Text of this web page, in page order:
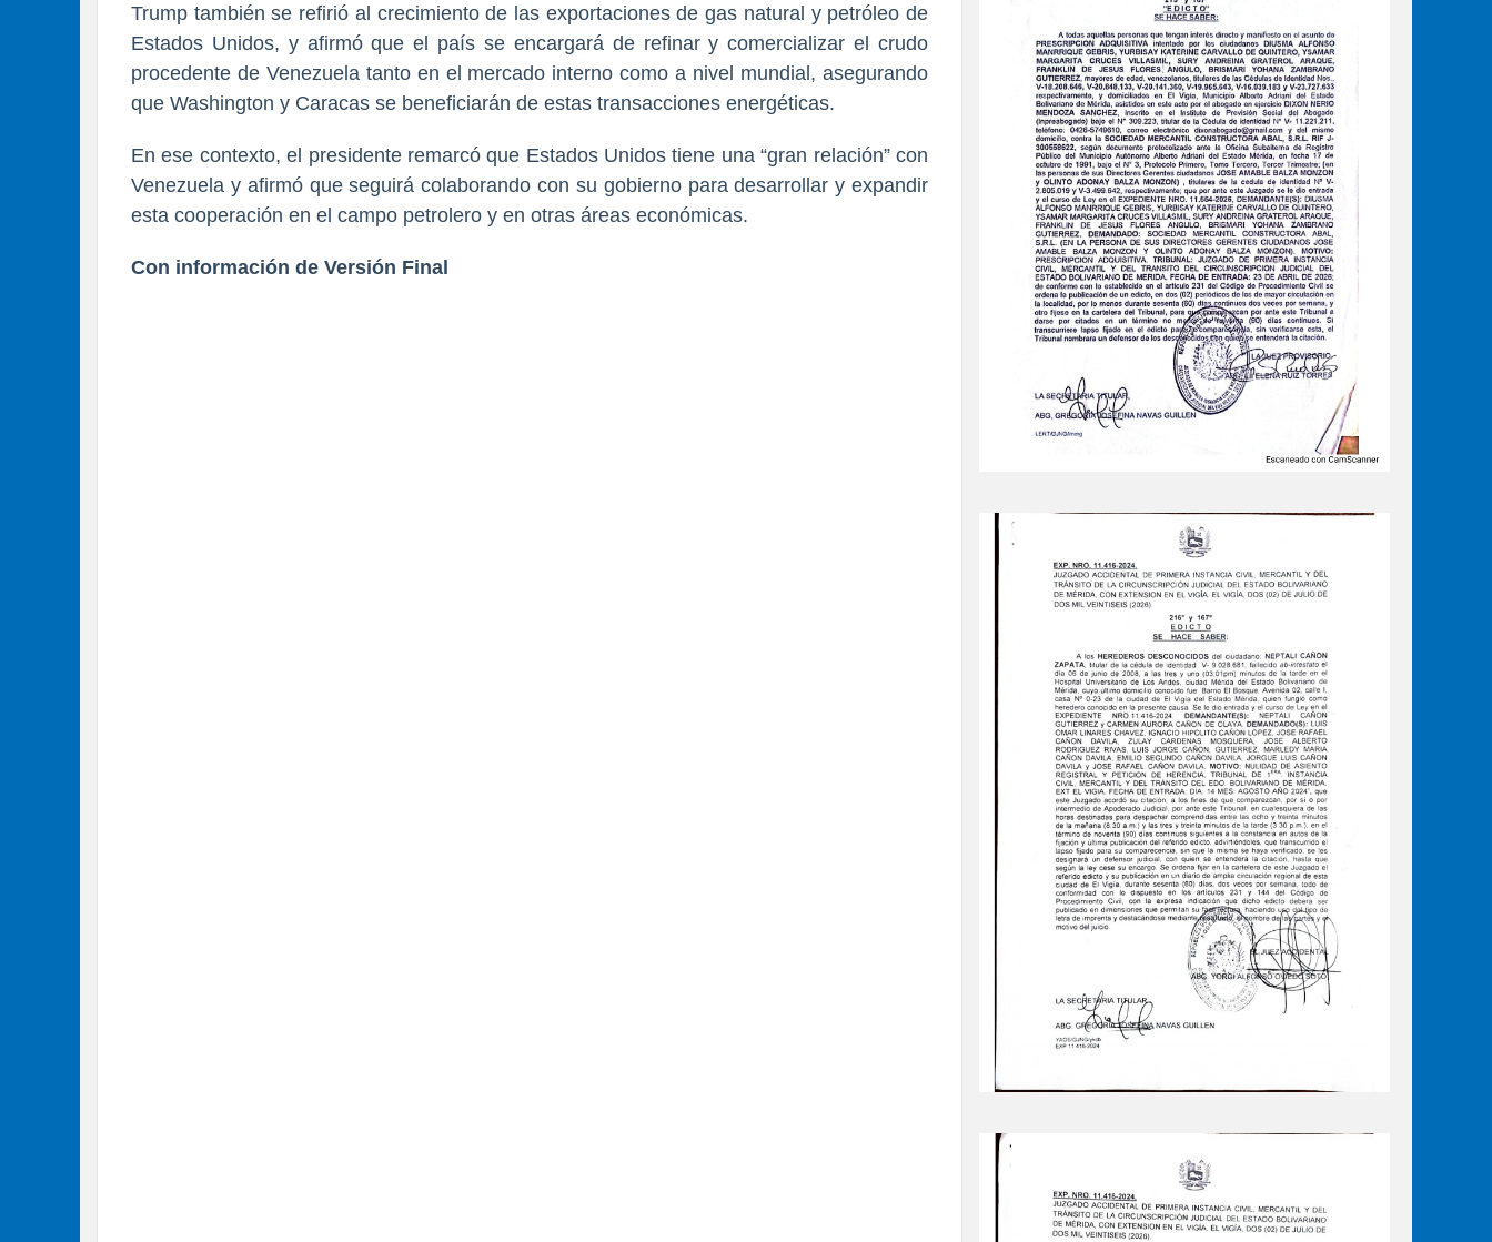
Trump también se refirió al crecimiento de las exportaciones de gas natural y petróleo de
Estados Unidos, y afirmó que el país se encargará de refinar y comercializar el crudo
procedente de Venezuela tanto en el mercado interno como a nivel mundial, asegurando
que Washington y Caracas se beneficiarán de estas transacciones energéticas.
En ese contexto, el presidente remarcó que Estados Unidos tiene una “gran relación” con
Venezuela y afirmó que seguirá colaborando con su gobierno para desarrollar y expandir
esta cooperación en el campo petrolero y en otras áreas económicas.
Con información de Versión Final